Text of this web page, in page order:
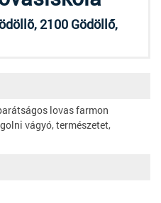
2100 Gödöllő,
lovas farmon
vágyó, természetet,